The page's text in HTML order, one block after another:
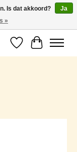
Verlanglijst
Is dat akkoord?
Ja
»